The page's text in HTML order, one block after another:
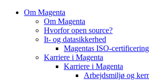
Om Magenta
Om Magenta
Hvorfor open source?
It- og datasikkerhed
Magentas ISO-
Karriere i Magenta
Karriere i Magenta
Arbejdsmiljø og